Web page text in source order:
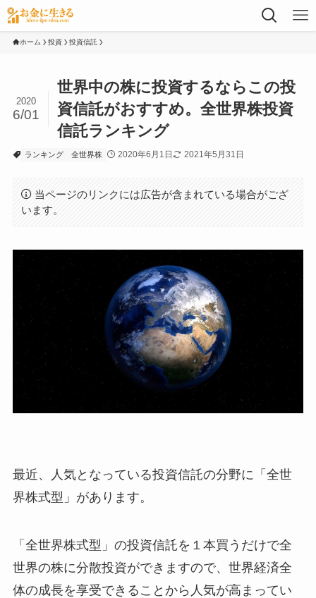
ホーム 投資 投資信託
世界中の株に投資するならこの投
資信託がおすすめ。全世界株投資
信託ランキング
2020
6/01
ランキング 全世界株 2020年6月1日 2021年5月31日
当ページのリンクには広告が含まれている場合がござ
います。
最近、人気となっている投資信託の分野に「全世
界株式型」があります。
「全世界株式型」の投資信託を１本買うだけで全
世界の株に分散投資ができますので、世界経済全
体の成長を享受できることから人気が高まってい